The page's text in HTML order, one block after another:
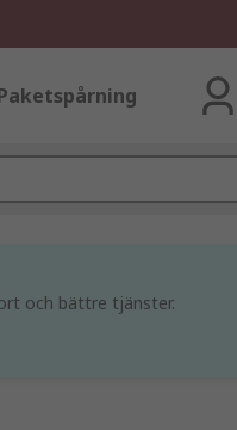
och bättre tjänster.